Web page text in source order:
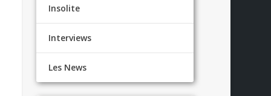
Insolite
Interviews
Les News